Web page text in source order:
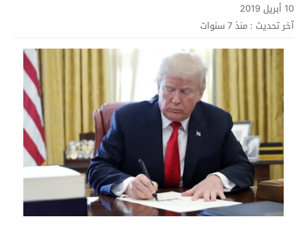
10 أبريل 2019
آخر تحديث : منذ 7 سنوات